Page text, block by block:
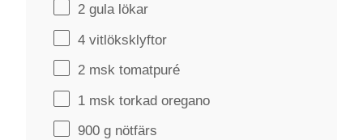
2 gula lökar
4 vitlöksklyftor
2 msk tomatpuré
1 msk torkad oregano
900 g nötfärs